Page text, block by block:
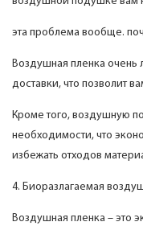
эта проблема вообще.
Воздушная пленка очень
доставки, что позволит
Кроме того, воздушную
необходимости, что
избежать отходов
4. Биоразлагаемая
Воздушная пленка – это